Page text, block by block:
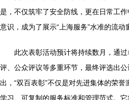
是，不仅筑牢了安全防线，更在日常工
意识，成为了展示“上海服务”水准的流动
此次表彰活动预计将持续数月，通
评、公众评议等多重环节，最终评选出
出，“双百表彰”不仅是对先进集体的荣
学习、可复制的服务标准和管理范式。